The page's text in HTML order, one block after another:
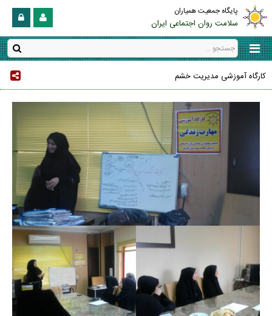
پایگاه جمعیت همیاران
سلامت روان اجتماعی ایران
کارگاه آموزشی مدیریت خشم